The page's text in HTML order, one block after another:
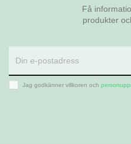
Få
produkter
Jag godkänner villkoren och